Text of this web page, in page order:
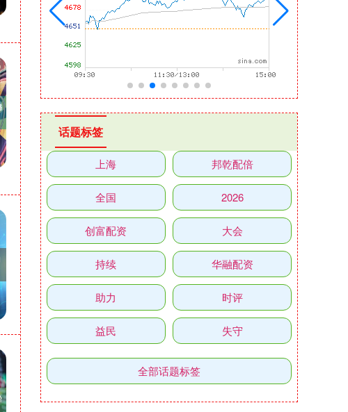
话题标签
上海 邦乾配倍
全国 2026
创富配资 大会
持续 华融配资
助力 时评
益民 失守
全部话题标签